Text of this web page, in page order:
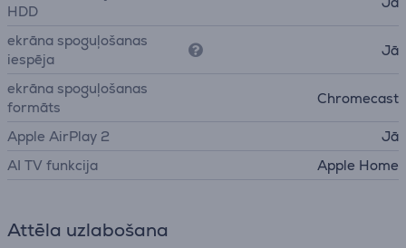
HDD
ekrāna spoguļošanas
iespēja
Jā
ekrāna spoguļošanas
formāts
Chromecast
Apple AirPlay 2
Jā
AI TV funkcija
Apple Home
Attēla uzlabošana